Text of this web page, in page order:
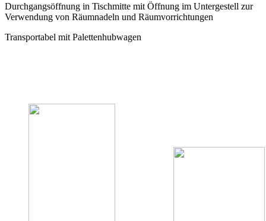
Durchgangsöffnung in Tischmitte mit Öffnung im Untergestell zur
Verwendung von Räumnadeln und Räumvorrichtungen
Transportabel mit Palettenhubwagen